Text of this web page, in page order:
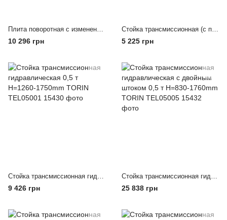
Плита поворотная с изменением угла в горизонте для трансмиссионных стоек OMA 606.1
10 296 грн
Стойка трансмиссионная (с педалью) 0,75 т Н=1360-2030mm TORIN TRF40753A
5 225 грн
Стойка трансмиссионная гидравлическая 0,5 т Н=1260-1750mm TORIN TEL05001
9 426 грн
Стойка трансмиссионная гидравлическая с двойным штоком 0,5 т Н=830-1760mm TORIN TEL05005
25 838 грн